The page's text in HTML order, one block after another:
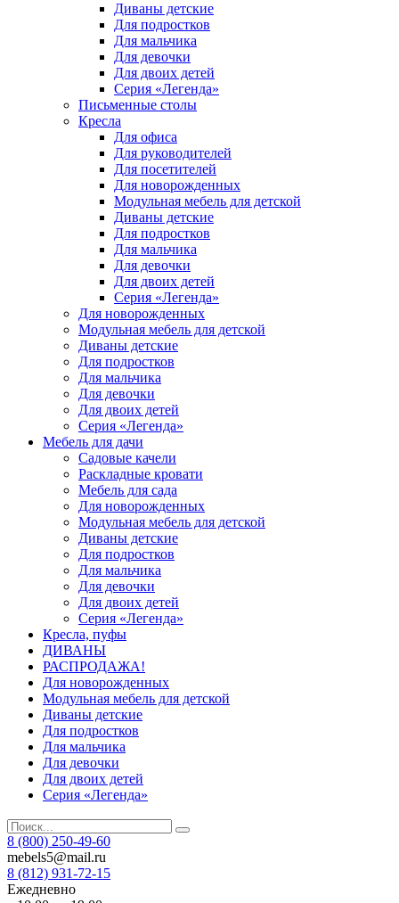
Диваны детские
Для подростков
Для мальчика
Для девочки
Для двоих детей
Серия «Легенда»
Письменные столы
Кресла
Для офиса
Для руководителей
Для посетителей
Для новорожденных
Модульная мебель для детской
Диваны детские
Для подростков
Для мальчика
Для девочки
Для двоих детей
Серия «Легенда»
Для новорожденных
Модульная мебель для детской
Диваны детские
Для подростков
Для мальчика
Для девочки
Для двоих детей
Серия «Легенда»
Мебель для дачи
Садовые качели
Раскладные кровати
Мебель для сада
Для новорожденных
Модульная мебель для детской
Диваны детские
Для подростков
Для мальчика
Для девочки
Для двоих детей
Серия «Легенда»
Кресла, пуфы
ДИВАНЫ
РАСПРОДАЖА!
Для новорожденных
Модульная мебель для детской
Диваны детские
Для подростков
Для мальчика
Для девочки
Для двоих детей
Серия «Легенда»
8 (800) 250-49-60
mebels5@mail.ru
8 (812) 931-72-15
Ежедневно